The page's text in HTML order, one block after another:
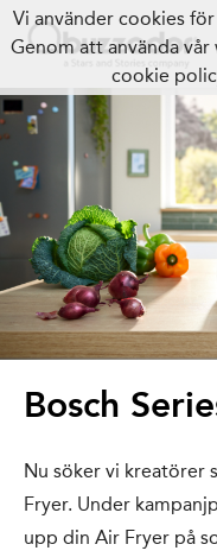
Bosch
Nu söker vi kreatörer
Fryer. Under
upp din Air Fryer på
Vi använder cookies
Genom att använda
cookie